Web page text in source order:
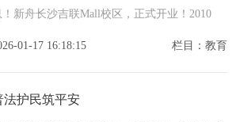
！新舟长沙吉联Mall校区，正式开业！2010
记
01-17 16:18:15 栏目：教育
法护民筑平安